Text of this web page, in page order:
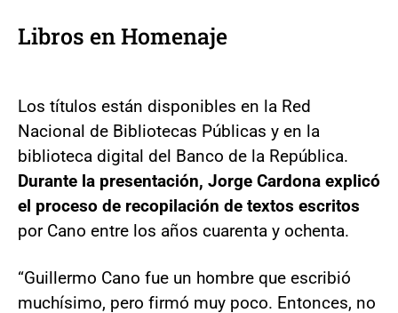
Libros en Homenaje
Los títulos están disponibles en la Red
Nacional de Bibliotecas Públicas y en la
biblioteca digital del Banco de la República.
Durante la presentación, Jorge Cardona explicó
el proceso de recopilación de textos escritos
por Cano entre los años cuarenta y ochenta.
“Guillermo Cano fue un hombre que escribió
muchísimo, pero firmó muy poco. Entonces, no